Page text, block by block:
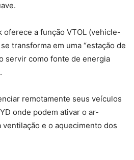
oferece a função VTOL (vehicle-
transforma em uma “estação de
servir como fonte de energia
remotamente seus veículos
onde podem ativar o ar-
e o aquecimento dos